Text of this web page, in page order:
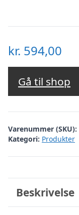
kr. 594,00
Gå til shop
Varenummer (SKU):
Kategori: Produkter
Beskrivelse